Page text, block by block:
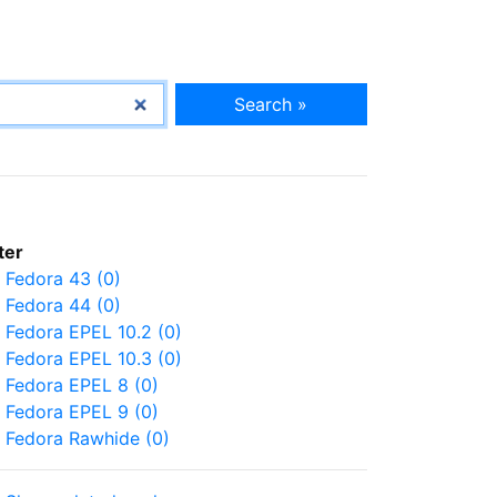
Search »
Fedora 43 (0)
Fedora 44 (0)
Fedora EPEL 10.2 (0)
Fedora EPEL 10.3 (0)
Fedora EPEL 8 (0)
Fedora EPEL 9 (0)
Fedora Rawhide (0)